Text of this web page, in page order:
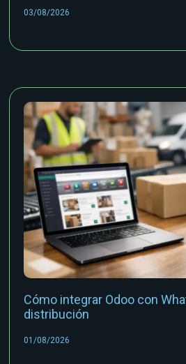
03/08/2026
Cómo integrar Odoo con
distribución
01/08/2026